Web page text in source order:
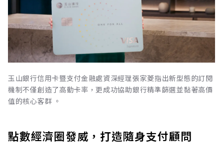
玉山銀行信用卡暨支付金融處資深經理張家菱指出新型態的訂閱
機制不僅創造了高動卡率，更成功協助銀行精準篩選並黏著高價
值的核心客群 。
點數經濟圈發威，打造隨身支付顧問